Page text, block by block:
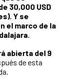
30,000 USD
Y se
el marco de la
abierta del 9
de esta